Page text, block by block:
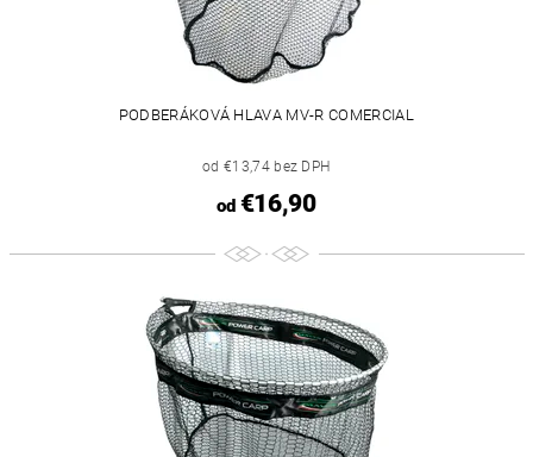
PODBERÁKOVÁ HLAVA MV-R COMERCIAL
od €13,74 bez DPH
od€16,90